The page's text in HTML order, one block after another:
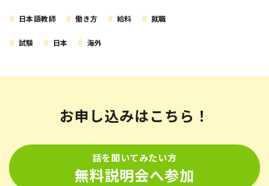
日本語教師 働き方 給料 就職
試験 日本 海外
お申し込みはこちら！
話を聞いてみたい方
無料説明会へ参加